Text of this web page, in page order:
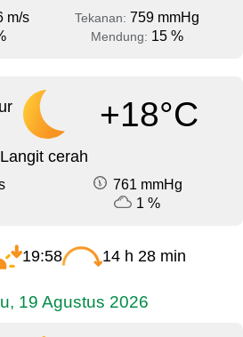
m/s Tekanan: 759 mmHg
Mendung: 15 %
+18°C
Langit cerah
761 mmHg
1 %
19:58 14 h 28 min
19 Agustus 2026